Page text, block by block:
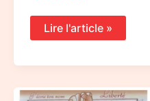
Lire l'article »
Le